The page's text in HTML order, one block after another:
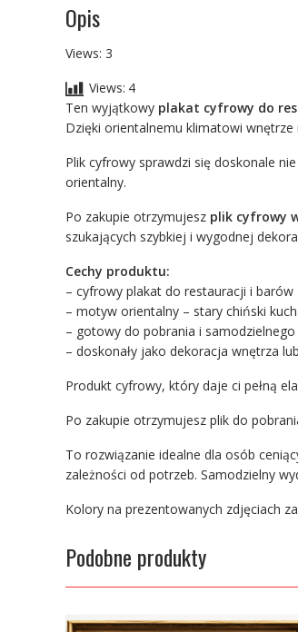
Opis
Views: 3
Views: 4
Ten wyjątkowy plakat cyfrowy do
Dzięki orientalnemu klimatowi
Plik cyfrowy sprawdzi się doskonale
orientalny.
Po zakupie otrzymujesz plik cyfrowy
szukających szybkiej i wygodnej
Cechy produktu:
– cyfrowy plakat do restauracji i barów
– motyw orientalny – stary chiński
– gotowy do pobrania i samodzielnego
– doskonały jako dekoracja wnętrza
Produkt cyfrowy, który daje ci pełną
Po zakupie otrzymujesz plik do
To rozwiązanie idealne dla osób
zależności od potrzeb. Samodzielny
Kolory na prezentowanych zdjęciach
Podobne produkty